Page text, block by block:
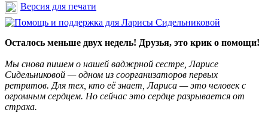
Версия для печати
Осталось меньше двух недель! Друзья, это крик о помощи!
Мы снова пишем о нашей ваджрной сестре, Ларисе
Сидельниковой — одном из соорганизаторов первых
ретритов. Для тех, кто её знает, Лариса — это человек с
огромным сердцем. Но сейчас это сердце разрывается от
страха.